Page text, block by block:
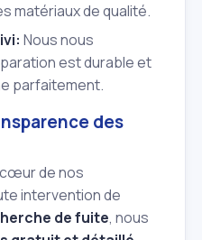
matériaux de qualité.
Nous nous
est durable et
parfaitement.
des
de nos
intervention de
de fuite, nous